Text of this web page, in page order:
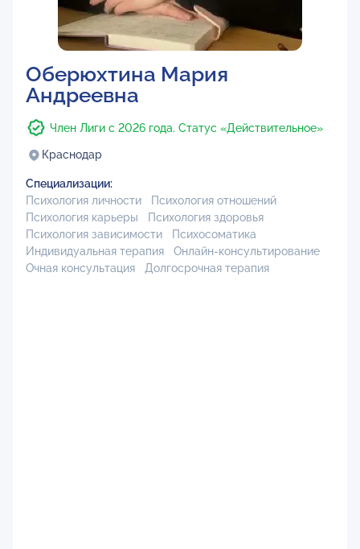
Оберюхтина Мария
Андреевна
Член Лиги с 2026 года. Статус «Действительное»
Краснодар
Специализации:
Психология личности
Психология отношений
Психология карьеры
Психология здоровья
Психология зависимости
Психосоматика
Индивидуальная терапия
Онлайн-консультирование
Очная консультация
Долгосрочная терапия